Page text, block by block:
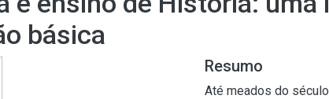
básica
Resumo
Até meados do